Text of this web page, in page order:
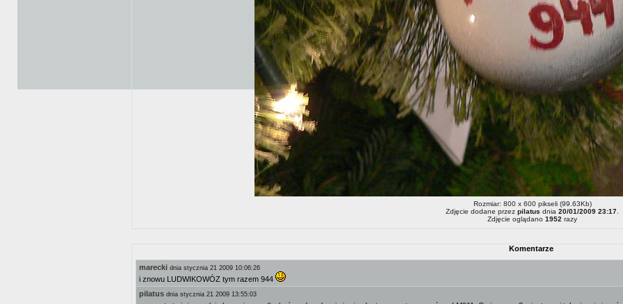
Rozmiar: 800 x 600 pikseli (99.63Kb)
Zdjęcie dodane przez pilatus dnia 20/01/2009 23:17
Zdjęcie oglądano 1952 razy
Komentarze
marecki dnia stycznia 21 2009 10:06:26
i znowu LUDWIKOWÓZ tym razem 944
pilatus dnia stycznia 21 2009 13:55:03